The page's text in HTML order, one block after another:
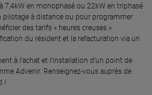
7,4kW en monophasé ou 22kW en triphasé
à distance ou pour programmer
des tarifs « heures creuses »
du résident et la refacturation via un
à l’achat et l’installation d’un point de
Advenir. Renseignez-vous auprès de
!